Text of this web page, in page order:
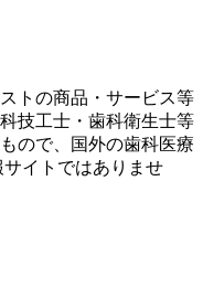
トの商品・サービス等
技工士・歯科衛生士等
ので、国外の歯科医療
イトではありませ